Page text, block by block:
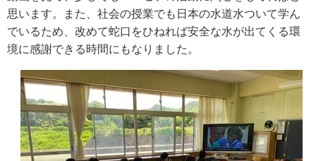
思います。また、社会の授業でも日本の水道水ついて学ん
でいるため、改めて蛇口をひねれば安全な水が出てくる環
境に感謝できる時間にもなりました。